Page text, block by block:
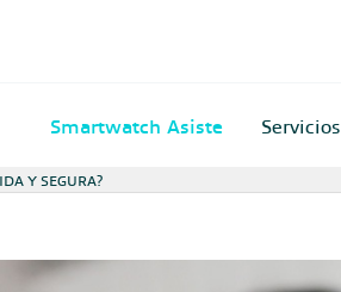
Smartwatch Asiste Servicios
Y SEGURA?